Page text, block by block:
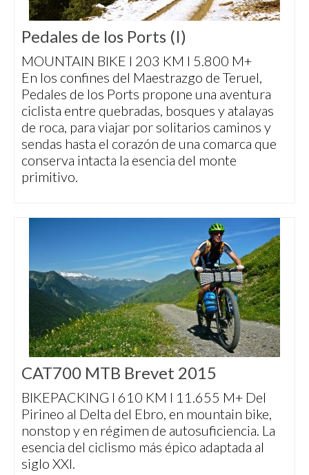
Pedales de los Ports (I)
MOUNTAIN BIKE I 203 KM I 5.800 M+
En los confines del Maestrazgo de Teruel,
Pedales de los Ports propone una aventura
ciclista entre quebradas, bosques y atalayas
de roca, para viajar por solitarios caminos y
sendas hasta el corazón de una comarca que
conserva intacta la esencia del monte
primitivo.
CAT700 MTB Brevet 2015
BIKEPACKING I 610 KM I 11.655 M+ Del
Pirineo al Delta del Ebro, en mountain bike,
nonstop y en régimen de autosuficiencia. La
esencia del ciclismo más épico adaptada al
siglo XXI.